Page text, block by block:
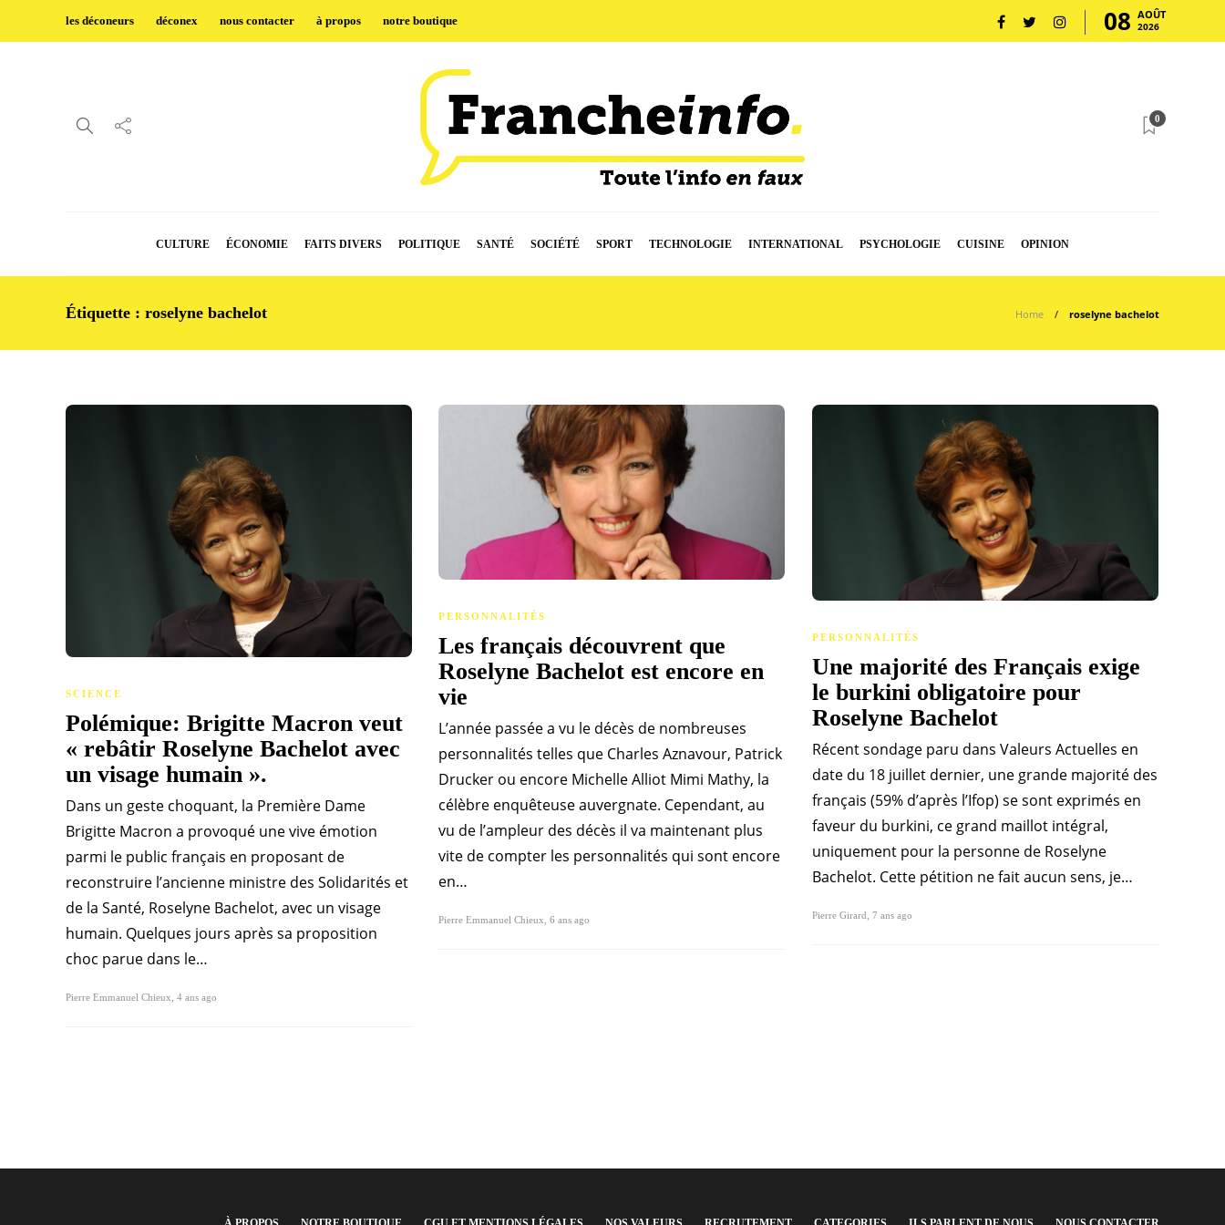
les déconeurs déconex nous contacter à propos notre boutique 08 AOÛT
2026
0
CULTURE ÉCONOMIE FAITS DIVERS POLITIQUE SANTÉ SOCIÉTÉ SPORT TECHNOLOGIE INTERNATIONAL PSYCHOLOGIE CUISINE OPINION
Étiquette : roselyne bachelot Home roselyne bachelot
SCIENCE
Polémique: Brigitte Macron veut
« rebâtir Roselyne Bachelot avec
un visage humain ».
Dans un geste choquant, la Première Dame
Brigitte Macron a provoqué une vive émotion
parmi le public français en proposant de
reconstruire l’ancienne ministre des Solidarités et
de la Santé, Roselyne Bachelot, avec un visage
humain. Quelques jours après sa proposition
choc parue dans le…
Pierre Emmanuel Chieux 4 ans ago
PERSONNALITÉS
Les français découvrent que
Roselyne Bachelot est encore en
vie
L’année passée a vu le décès de nombreuses
personnalités telles que Charles Aznavour, Patrick
Drucker ou encore Michelle Alliot Mimi Mathy, la
célèbre enquêteuse auvergnate. Cependant, au
vu de l’ampleur des décès il va maintenant plus
vite de compter les personnalités qui sont encore
en…
Pierre Emmanuel Chieux 6 ans ago
PERSONNALITÉS
Une majorité des Français exige
le burkini obligatoire pour
Roselyne Bachelot
Récent sondage paru dans Valeurs Actuelles en
date du 18 juillet dernier, une grande majorité des
français (59% d’après l’Ifop) se sont exprimés en
faveur du burkini, ce grand maillot intégral,
uniquement pour la personne de Roselyne
Bachelot. Cette pétition ne fait aucun sens, je…
Pierre Girard 7 ans ago